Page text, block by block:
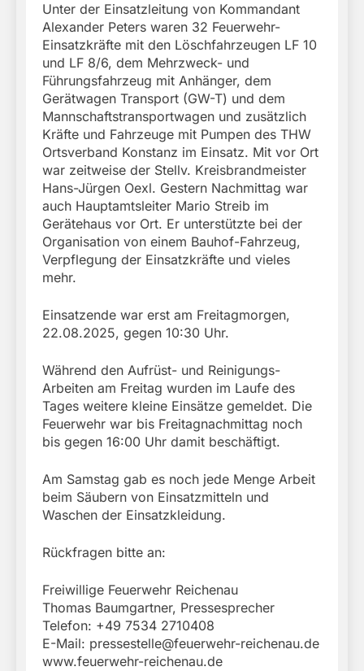
Unter der Einsatzleitung von Kommandant
Alexander Peters waren 32 Feuerwehr-
Einsatzkräfte mit den Löschfahrzeugen LF 10
und LF 8/6, dem Mehrzweck- und
Führungsfahrzeug mit Anhänger, dem
Gerätwagen Transport (GW-T) und dem
Mannschaftstransportwagen und zusätzlich
Kräfte und Fahrzeuge mit Pumpen des THW
Ortsverband Konstanz im Einsatz. Mit vor Ort
war zeitweise der Stellv. Kreisbrandmeister
Hans-Jürgen Oexl. Gestern Nachmittag war
auch Hauptamtsleiter Mario Streib im
Gerätehaus vor Ort. Er unterstützte bei der
Organisation von einem Bauhof-Fahrzeug,
Verpflegung der Einsatzkräfte und vieles
mehr.
Einsatzende war erst am Freitagmorgen,
22.08.2025, gegen 10:30 Uhr.
Während den Aufrüst- und Reinigungs-
Arbeiten am Freitag wurden im Laufe des
Tages weitere kleine Einsätze gemeldet. Die
Feuerwehr war bis Freitagnachmittag noch
bis gegen 16:00 Uhr damit beschäftigt.
Am Samstag gab es noch jede Menge Arbeit
beim Säubern von Einsatzmitteln und
Waschen der Einsatzkleidung.
Rückfragen bitte an:
Freiwillige Feuerwehr Reichenau
Thomas Baumgartner, Pressesprecher
Telefon: +49 7534 2710408
E-Mail: pressestelle@feuerwehr-reichenau.de
www.feuerwehr-reichenau.de